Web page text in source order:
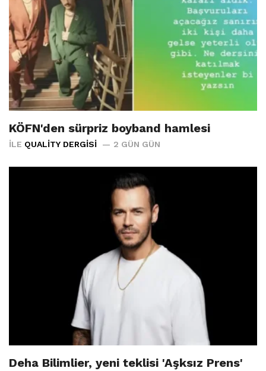
KÖFN'den sürpriz boyband hamlesi
İLE QUALITY DERGISI 2 GÜN GÜN
Deha Bilimlier, yeni teklisi 'Aşksız Prens'